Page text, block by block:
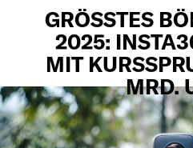
GRÖSSTES
2025:
MIT
MRD.